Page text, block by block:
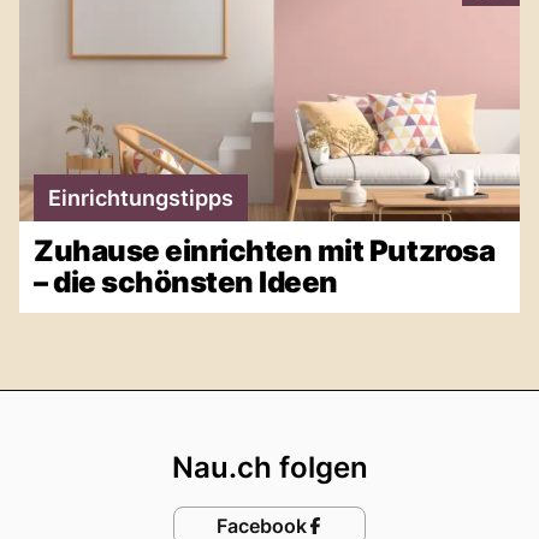
Einrichtungstipps
Zuhause einrichten mit Putzrosa
– die schönsten Ideen
Nau.ch folgen
Facebook